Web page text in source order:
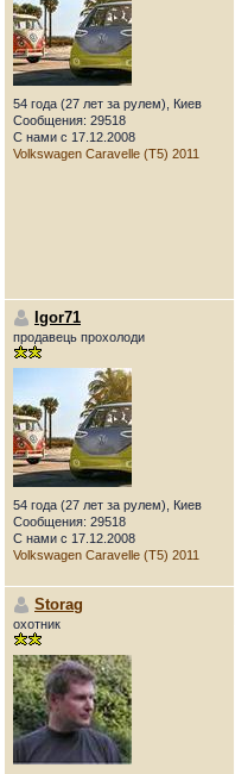
54 года (27 лет за рулем), Киев
Сообщения: 29518
С нами с 17.12.2008
Volkswagen Caravelle (T5) 2011
Igor71
продавець прохолоди
54 года (27 лет за рулем), Киев
Сообщения: 29518
С нами с 17.12.2008
Volkswagen Caravelle (T5) 2011
Storag
охотник